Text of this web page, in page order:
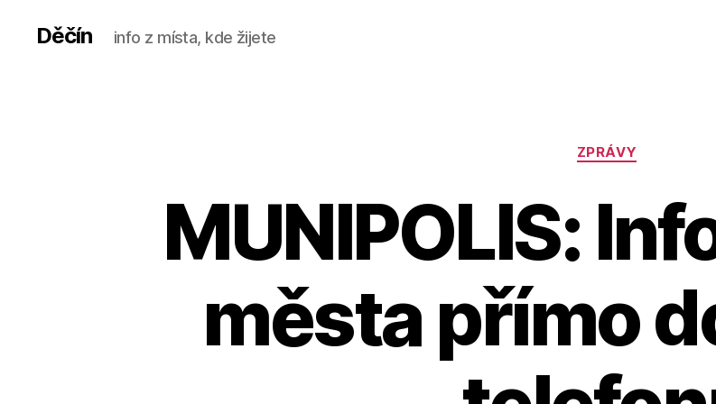
Děčín info z místa, kde žijete
Rubriky
ZPRÁVY
MUNIPOLIS:
města přímo
u